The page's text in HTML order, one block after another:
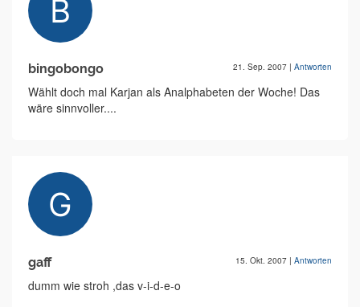
bingobongo 21. Sep. 2007 | Antworten
Wählt doch mal Karjan als Analphabeten der Woche! Das
wäre sinnvoller....
gaff 15. Okt. 2007 | Antworten
dumm wie stroh ,das v-i-d-e-o